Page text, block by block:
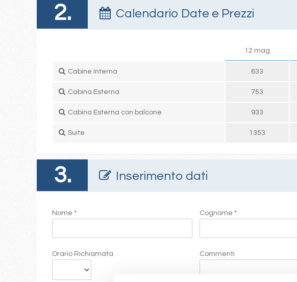
2. Calendario Date e Prezzi
12 mag
Cabine Interna 633
Cabina Esterna 753
Cabina Esterna con balcone 933
Suite 1353
3. Inserimento dati
Nome * Cognome *
Orario Richiamata Commenti